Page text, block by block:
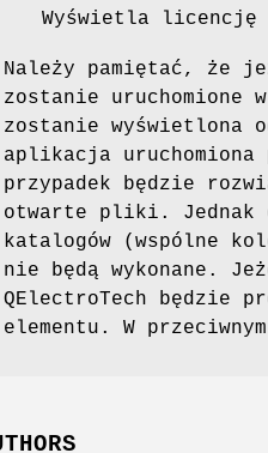
Wyświetla licencję
Należy pamiętać, że
zostanie
zostanie wyświetlona
aplikacja
przypadek będzie
otwarte pliki. Jednak
katalogów (wspólne
nie będą wykonane.
QElectroTech będzie
elementu. W